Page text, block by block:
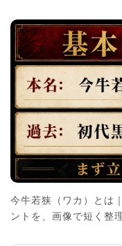
今牛若狭（ワカ）とは
ントを、画像で短く整